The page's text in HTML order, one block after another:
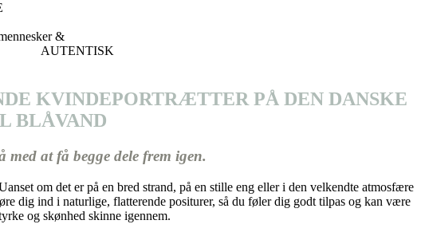
&
AUTENTISK
KVINDEPORTRÆTTER PÅ DEN DANSKE
BLÅVAND
at få begge dele frem igen.
om det er på en bred strand, på en stille eng eller i den velkendte atmosfære
dig ind i naturlige, flatterende positurer, så du føler dig godt tilpas og kan være
og skønhed skinne igennem.